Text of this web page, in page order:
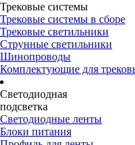
Трековые системы
Трековые системы в сборе
Трековые светильники
Струнные светильники
Шинопроводы
Комплектующие для
Светодиодная
подсветка
Светодиодные ленты
Блоки питания